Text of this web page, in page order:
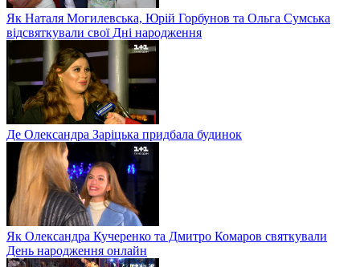
Як Наталя Могилевська, Юрій Горбунов та Ольга Сумська
відсвяткували свої Дні народження
Де Олександра Заріцька придбала будинок
Як Олександра Кучеренко та Дмитро Комаров святкували
День народження онлайн